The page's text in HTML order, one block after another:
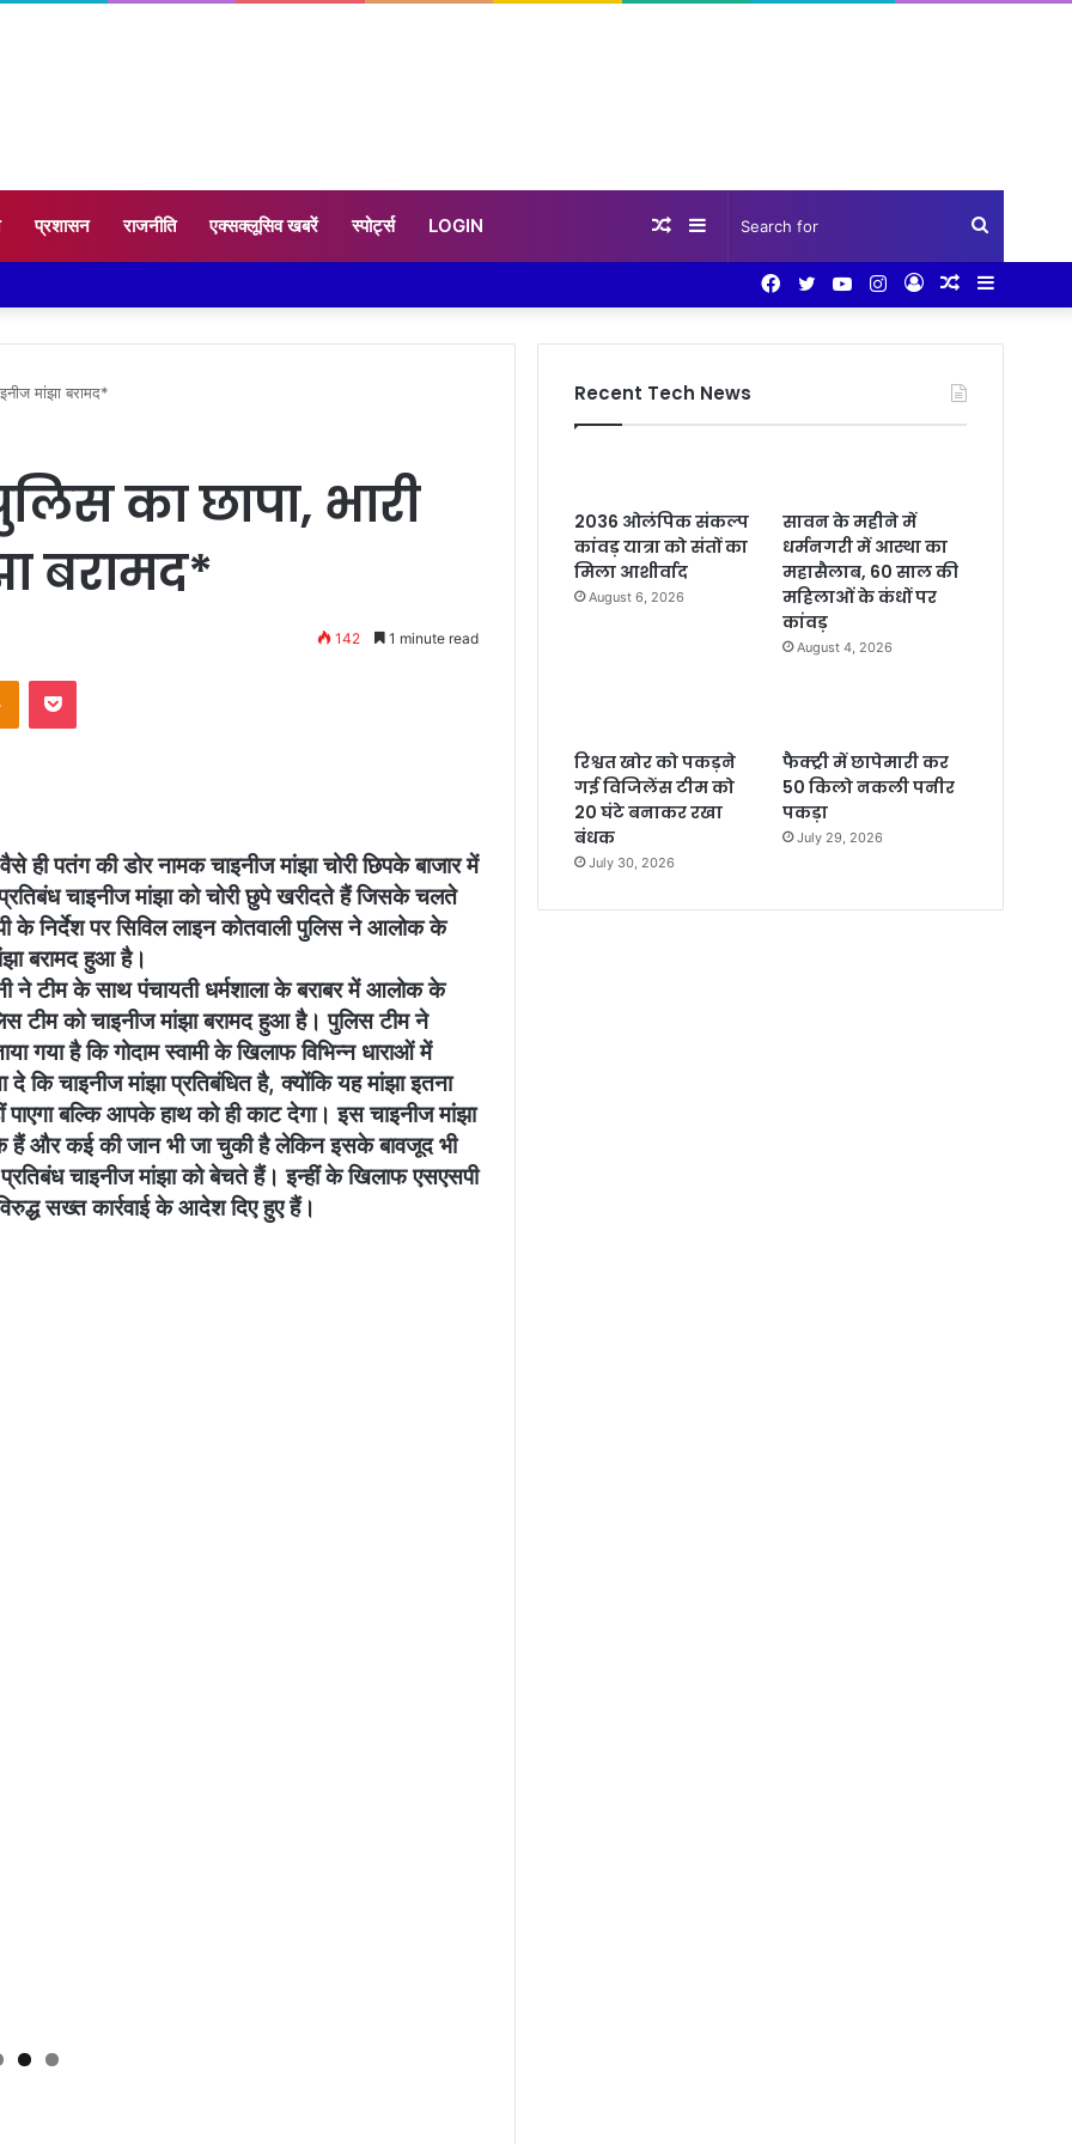
प्रशासन राजनीति एक्सक्लूसिव खबरें स्पोर्ट्स LOGIN Search
for
Sidebar
Random
Sidebar
Random
Log
Instagram
YouTube
Twitter
Facebook
मांझा बरामद*
का छापा, भारी
बरामद*
142 1 minute read
Odnoklassniki
Pocket
की डोर नामक चाइनीज मांझा चोरी छिपके बाजार में
चाइनीज मांझा को चोरी छुपे खरीदते हैं जिसके चलते
के निर्देश पर सिविल लाइन कोतवाली पुलिस ने आलोक के
बरामद हुआ है।
ने टीम के साथ पंचायती धर्मशाला के बराबर में आलोक के
टीम को चाइनीज मांझा बरामद हुआ है। पुलिस टीम ने
गया है कि गोदाम स्वामी के खिलाफ विभिन्न धाराओं में
कि चाइनीज मांझा प्रतिबंधित है, क्योंकि यह मांझा इतना
बल्कि आपके हाथ को ही काट देगा। इस चाइनीज मांझा
और कई की जान भी जा चुकी है लेकिन इसके बावजूद भी
चाइनीज मांझा को बेचते हैं। इन्हीं के खिलाफ एसएसपी
सख्त कार्रवाई के आदेश दिए हुए हैं।
Recent Tech News
2036 ओलंपिक संकल्प
कांवड़ यात्रा को संतों का
मिला आशीर्वाद
August 6, 2026
सावन के महीने में
धर्मनगरी में आस्था का
महासैलाब, 60 साल की
महिलाओं के कंधों पर
कांवड़
August 4, 2026
रिश्वत खोर को पकड़ने
गई विजिलेंस टीम को
20 घंटे बनाकर रखा
बंधक
July 30, 2026
फैक्ट्री में छापेमारी कर
50 किलो नकली पनीर
पकड़ा
July 29, 2026